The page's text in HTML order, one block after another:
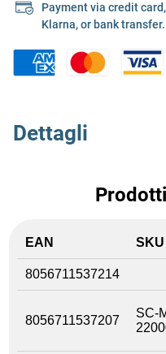
Payment via credit
Klarna, or bank transfer.
Dettagli
EAN SKU
8056711537214
8056711537207
SC-